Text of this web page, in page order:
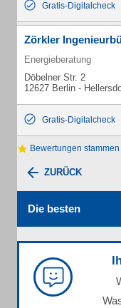
Gratis-Digitalcheck
Zörkler
Energieberatung
Döbelner Str. 2
12627 Berlin -
Gratis-Digitalcheck
Bewertungen
ZURÜCK
Die besten